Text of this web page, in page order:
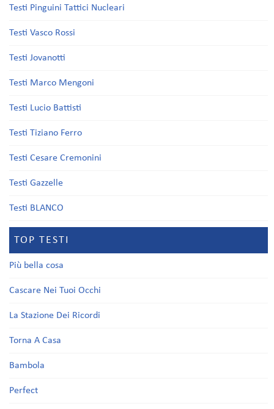
Testi Pinguini Tattici Nucleari
Testi Vasco Rossi
Testi Jovanotti
Testi Marco Mengoni
Testi Lucio Battisti
Testi Tiziano Ferro
Testi Cesare Cremonini
Testi Gazzelle
Testi BLANCO
TOP TESTI
Più bella cosa
Cascare Nei Tuoi Occhi
La Stazione Dei Ricordi
Torna A Casa
Bambola
Perfect